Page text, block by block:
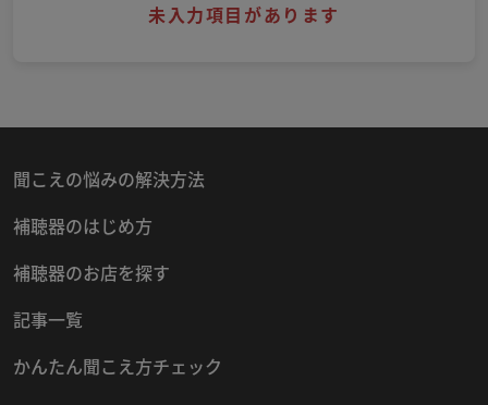
未入力項目があります
聞こえの悩みの解決方法
補聴器のはじめ方
補聴器のお店を探す
記事一覧
かんたん聞こえ方チェック